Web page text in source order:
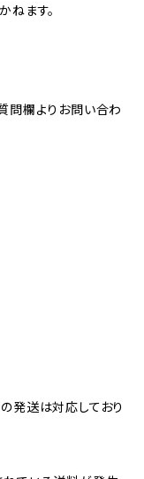
ねます。
問欄よりお問い合わ
発送は対応しており